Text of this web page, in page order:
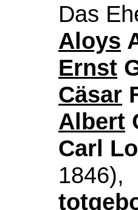
Das
Aloys
Ernst
Cäsar
Albert
Carl
1846),